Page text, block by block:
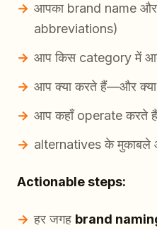
आपका brand name
abbreviations)
आप किस category में
आप क्या करते हैं—और क्या
आप कहाँ operate करते
alternatives के मुकाबले
Actionable steps:
हर जगह brand